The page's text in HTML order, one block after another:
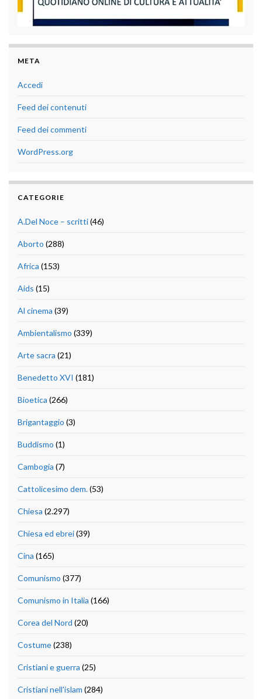
META
Accedi
Feed dei contenuti
Feed dei commenti
WordPress.org
CATEGORIE
A.Del Noce – scritti(46)
Aborto (288)
Africa (153)
Aids (15)
Al cinema (39)
Ambientalismo (339)
Arte sacra (21)
Benedetto XVI (181)
Bioetica (266)
Brigantaggio (3)
Buddismo (1)
Cambogia (7)
Cattolicesimo dem.(53)
Chiesa (2.297)
Chiesa ed ebrei(39)
Cina (165)
Comunismo (377)
Comunismo in Italia (166)
Corea del Nord (20)
Costume(238)
Cristiani e guerra (25)
Cristiani nell'islam (284)